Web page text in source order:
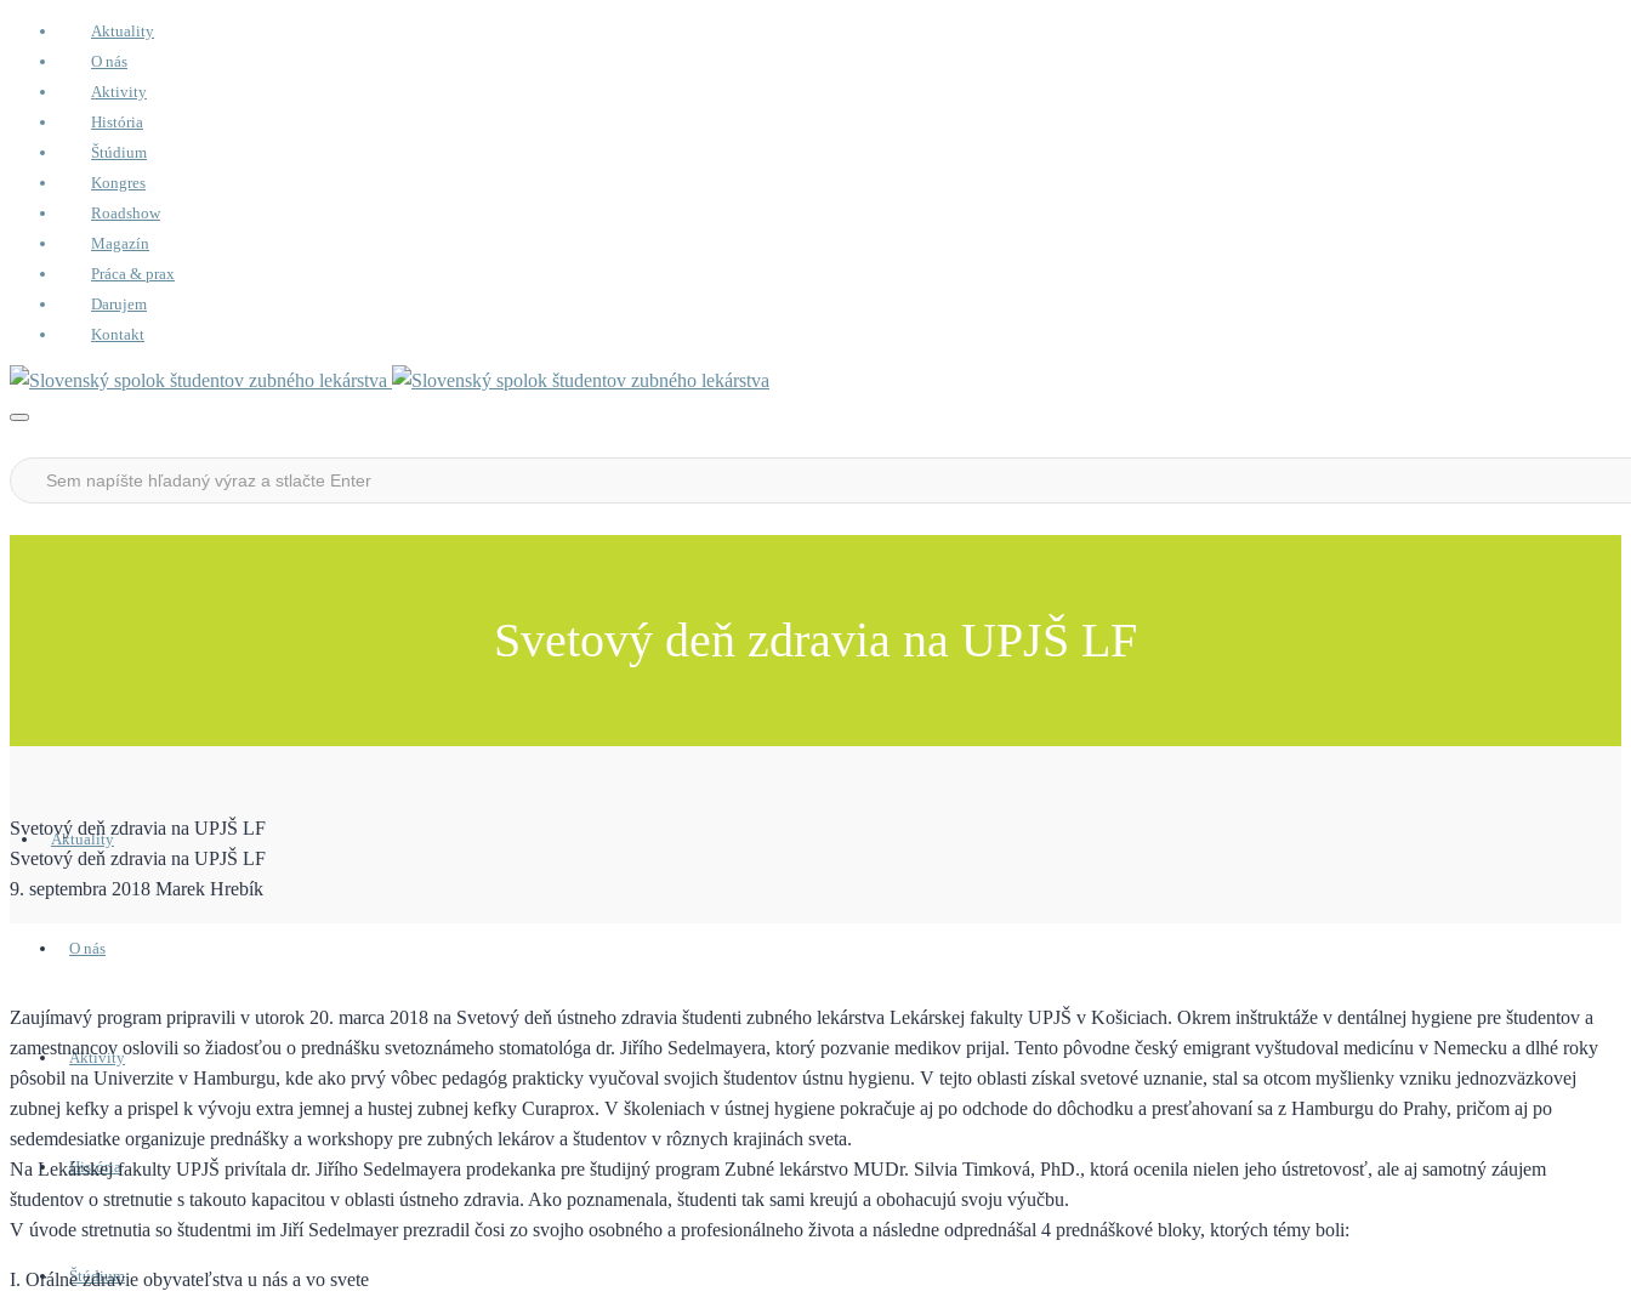
Aktuality
O nás
Aktivity
História
Štúdium
Kongres
Roadshow
Magazín
Práca & prax
Darujem
Kontakt
Aktuality
O nás
Aktivity
História
Štúdium
Svetový deň zdravia na UPJŠ LF
Svetový deň zdravia na UPJŠ LF
Svetový deň zdravia na UPJŠ LF
9. septembra 2018 Marek Hrebík
Zaujímavý program pripravili v utorok 20. marca 2018 na Svetový deň ústneho zdravia študenti zubného lekárstva Lekárskej fakulty UPJŠ v Košiciach. Okrem inštruktáže v dentálnej hygiene pre študentov a
zamestnancov oslovili so žiadosťou o prednášku svetoznámeho stomatológa dr. Jiřího Sedelmayera, ktorý pozvanie medikov prijal. Tento pôvodne český emigrant vyštudoval medicínu v Nemecku a dlhé roky
pôsobil na Univerzite v Hamburgu, kde ako prvý vôbec pedagóg prakticky vyučoval svojich študentov ústnu hygienu. V tejto oblasti získal svetové uznanie, stal sa otcom myšlienky vzniku jednozväzkovej
zubnej kefky a prispel k vývoju extra jemnej a hustej zubnej kefky Curaprox. V školeniach v ústnej hygiene pokračuje aj po odchode do dôchodku a presťahovaní sa z Hamburgu do Prahy, pričom aj po
sedemdesiatke organizuje prednášky a workshopy pre zubných lekárov a študentov v rôznych krajinách sveta.
Na Lekárskej fakulty UPJŠ privítala dr. Jiřího Sedelmayera prodekanka pre študijný program Zubné lekárstvo MUDr. Silvia Timková, PhD., ktorá ocenila nielen jeho ústretovosť, ale aj samotný záujem
študentov o stretnutie s takouto kapacitou v oblasti ústneho zdravia. Ako poznamenala, študenti tak sami kreujú a obohacujú svoju výučbu.
V úvode stretnutia so študentmi im Jiří Sedelmayer prezradil čosi zo svojho osobného a profesionálneho života a následne odprednášal 4 prednáškové bloky, ktorých témy boli:
I. Orálne zdravie obyvateľstva u nás a vo svete